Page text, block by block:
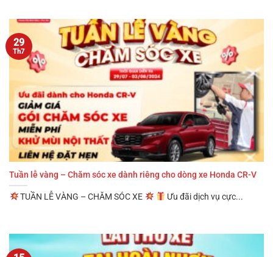
Tuần lễ vàng – Chăm sóc xe dành riêng cho dòng xe Honda CR-V
TUẦN LỄ VÀNG – CHĂM SÓC XE Ưu đãi dịch vụ cực...
29
Th7